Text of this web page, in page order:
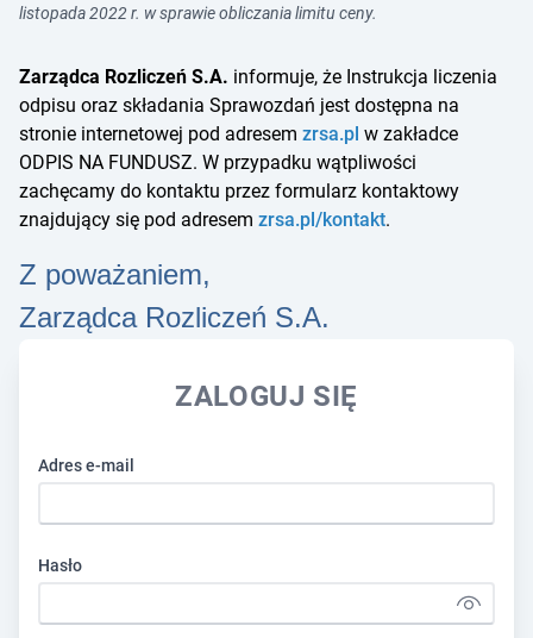
listopada 2022 r. w sprawie obliczania limitu ceny.
Zarządca Rozliczeń S.A. informuje, że Instrukcja liczenia
odpisu oraz składania Sprawozdań jest dostępna na
stronie internetowej pod adresem zrsa.pl w zakładce
ODPIS NA FUNDUSZ. W przypadku wątpliwości
zachęcamy do kontaktu przez formularz kontaktowy
znajdujący się pod adresem zrsa.pl/kontakt.
Z poważaniem,
Zarządca Rozliczeń S.A.
ZALOGUJ SIĘ
Adres e-mail
Hasło
Pokaż